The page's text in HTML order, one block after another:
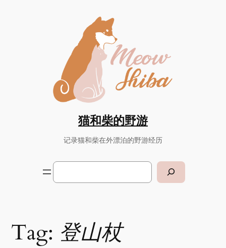
猫和柴的野游
记录猫和柴在外漂泊的野游经历
Search
Tag: 登山杖